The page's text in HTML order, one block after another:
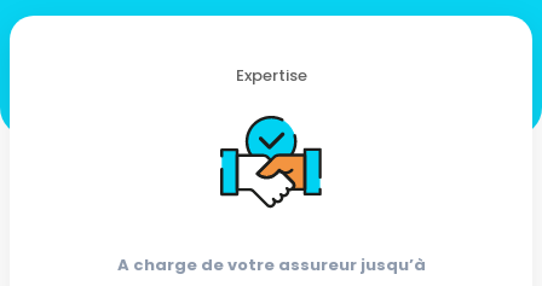
Expertise
A charge de votre assureur jusqu’à